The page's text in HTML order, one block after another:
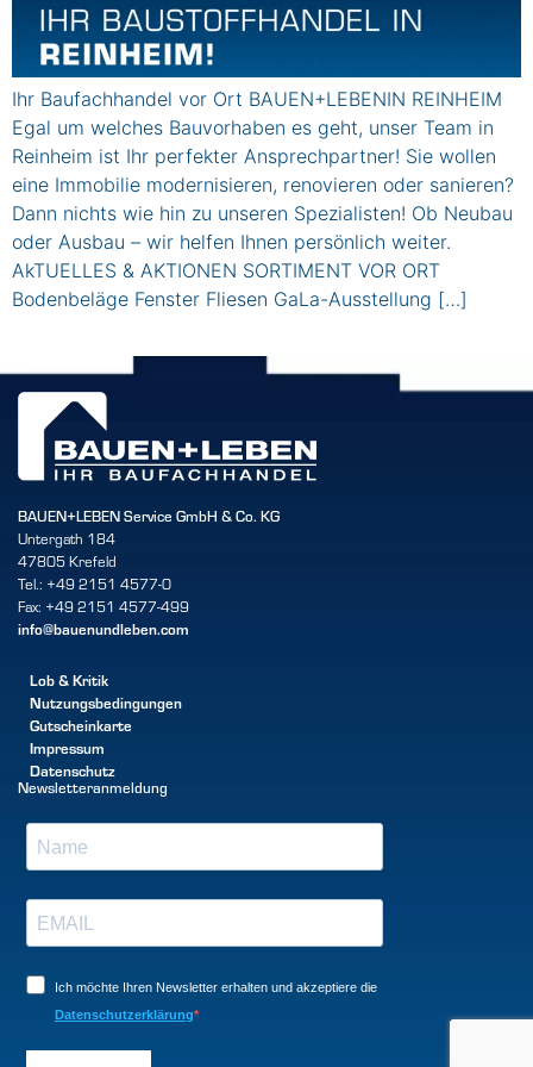
Ihr Baufachhandel vor Ort BAUEN+LEBENIN REINHEIM
Egal um welches Bauvorhaben es geht, unser Team in
Reinheim ist Ihr perfekter Ansprechpartner! Sie wollen
eine Immobilie modernisieren, renovieren oder sanieren?
Dann nichts wie hin zu unseren Spezialisten! Ob Neubau
oder Ausbau – wir helfen Ihnen persönlich weiter.
AkTUELLES & AKTIONEN SORTIMENT VOR ORT
Bodenbeläge Fenster Fliesen GaLa-Ausstellung […]
BAUEN+LEBEN Service GmbH & Co. KG
Untergath 184
47805 Krefeld
Tel.: +49 2151 4577-0
Fax: +49 2151 4577-499
info@bauenundleben.com
Lob & Kritik
Nutzungsbedingungen
Gutscheinkarte
Impressum
Datenschutz
Newsletteranmeldung
Ich möchte Ihren Newsletter erhalten und akzeptiere die
Datenschutzerklärung